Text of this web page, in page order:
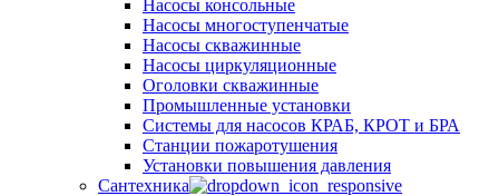
Насосы консольные
Насосы многоступенчатые
Насосы скважинные
Насосы циркуляционные
Оголовки скважинные
Промышленные установки
Системы для насосов КРАБ, КРОТ и БРА
Станции пожаротушения
Установки повышения давления
Сантехника